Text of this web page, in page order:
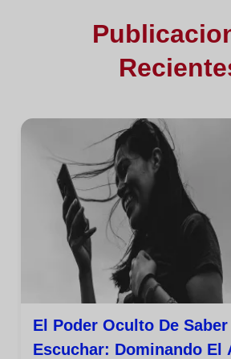
El Poder Oculto De Saber
Escuchar: Dominando El